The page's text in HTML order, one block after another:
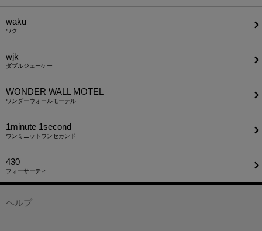
waku
ワク
wjk
ダブルジェーケー
WONDER WALL MOTEL
ワンダーウォールモーテル
1minute​ 1second
ワンミニットワンセカンド
430
フォーサーティ
ヘルプ